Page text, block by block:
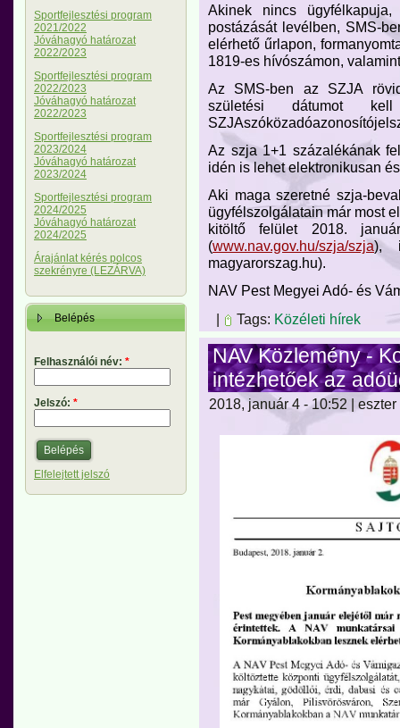
Sportfejlesztési program
2021/2022
Jóváhagyó határozat
2022/2023
Sportfejlesztési program
2022/2023
Jóváhagyó határozat
2022/2023
Sportfejlesztési program
2023/2024
Jóváhagyó határozat
2023/2024
Sportfejlesztési program
2024/2025
Jóváhagyó határozat
2024/2025
Árajánlat kérés polcos
szekrényre (LEZÁRVA)
Belépés
Felhasználói név: *
Jelszó: *
Elfelejtett jelszó
Akinek nincs
postázását levélben, SMS-
elérhető űrlapon,
1819-es hívószámon,
Az SMS-ben az SZJA
születési dátumot
Az szja 1+1 százalékának
idén is lehet elektronikusan
Aki maga szeretné szja-
ügyfélszolgálatain már most
kitöltő felület 2018.
(www.nav.gov.hu/szja/szja),
magyarorszag.hu).
NAV Pest Megyei Adó- és
|
Tags: Közéleti hírek
NAV Közlemény -
intézhetőek az
2018, január 4 - 10:52 | eszter